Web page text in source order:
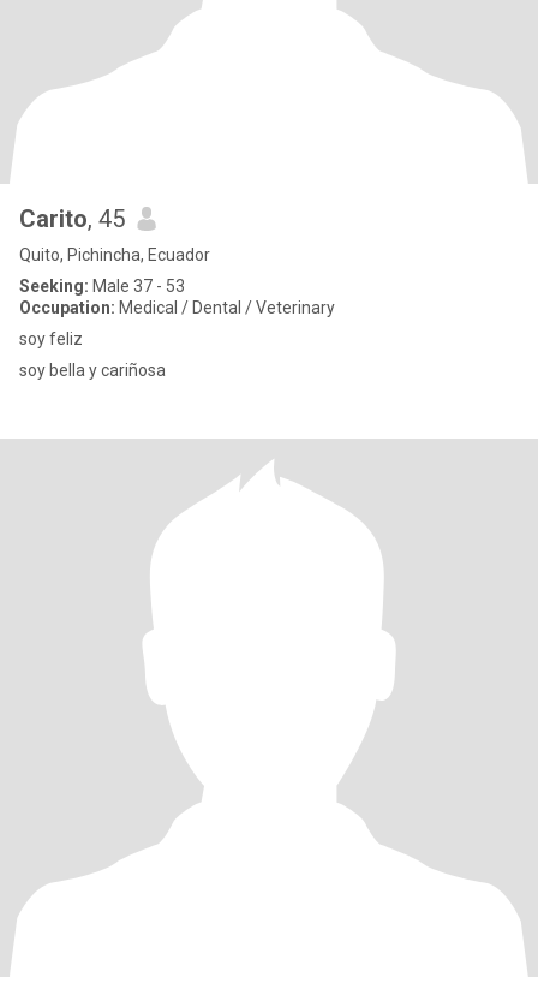
Carito, 45
Quito, Pichincha, Ecuador
Seeking: Male 37 - 53
Occupation: Medical / Dental / Veterinary
soy feliz
soy bella y cariñosa